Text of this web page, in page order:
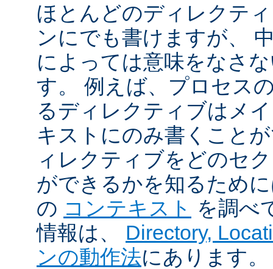
ほとんどのディレクテ
ンにでも書けますが、
によっては意味をなさ
す。 例えば、プロセス
るディレクティブはメ
キストにのみ書くこと
ィレクティブをどのセ
ができるかを知るため
の コンテキスト を調べ
情報は、 Directory,
ンの動作法にあります。